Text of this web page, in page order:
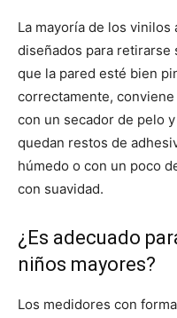
La mayoría de los vinilos
diseñados para retirarse
que la pared esté bien
correctamente,
con un secador de pelo
quedan restos de
húmedo o con un poco
con suavidad.
¿Es adecuado
niños mayores?
Los medidores con